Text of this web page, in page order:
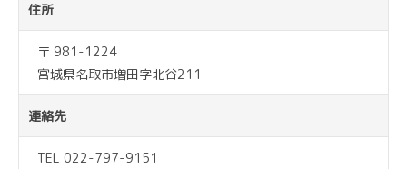
住所
〒 981-1224
宮城県名取市増田字北谷211
連絡先
TEL 022-797-9151